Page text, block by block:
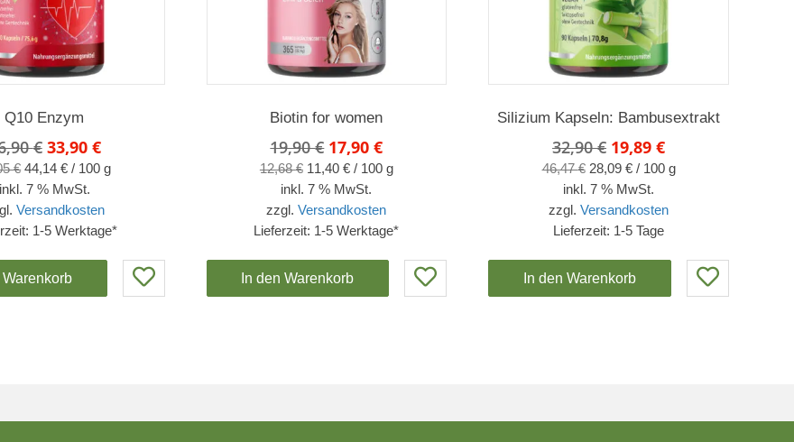
Q10 Enzym
€ Ursprünglicher
Preis
war:
36,90 €
33,90 €Aktueller
Preis
33,90 €.
€ 44,14€ / 100 g
inkl. 7 % MwSt.
Versandkosten
1-5 Werktage*
Warenkorb
Biotin for women
19,90€ Ursprünglicher
Preis
war:
19,90 €
17,90€Aktueller
Preis
17,90 €.
12,68€ 11,40 €/ 100 g
inkl. 7 % MwSt.
zzgl.Versandkosten
Lieferzeit: 1-5 Werktage*
In den Warenkorb
Silizium Kapseln: Bambusextrakt
32,90€ Ursprünglicher
Preis
war:
32,90 €
19,89€Aktueller
Preis
19,89 €.
46,47€ 28,09 €/ 100 g
inkl. 7 % MwSt.
zzgl.Versandkosten
Lieferzeit: 1-5 Tage
In den Warenkorb